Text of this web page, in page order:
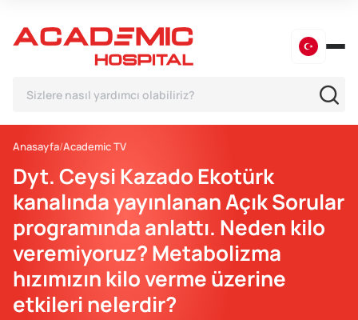
Anasayfa Academic TV
Dyt. Ceysi Kazado Ekotürk
kanalında yayınlanan Açık Sorular
programında anlattı. Neden kilo
veremiyoruz? Metabolizma
hızımızın kilo verme üzerine
etkileri nelerdir?